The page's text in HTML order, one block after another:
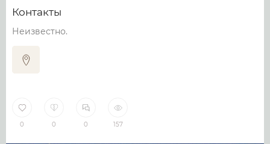
Контакты
Неизвестно.
0 0 0 157